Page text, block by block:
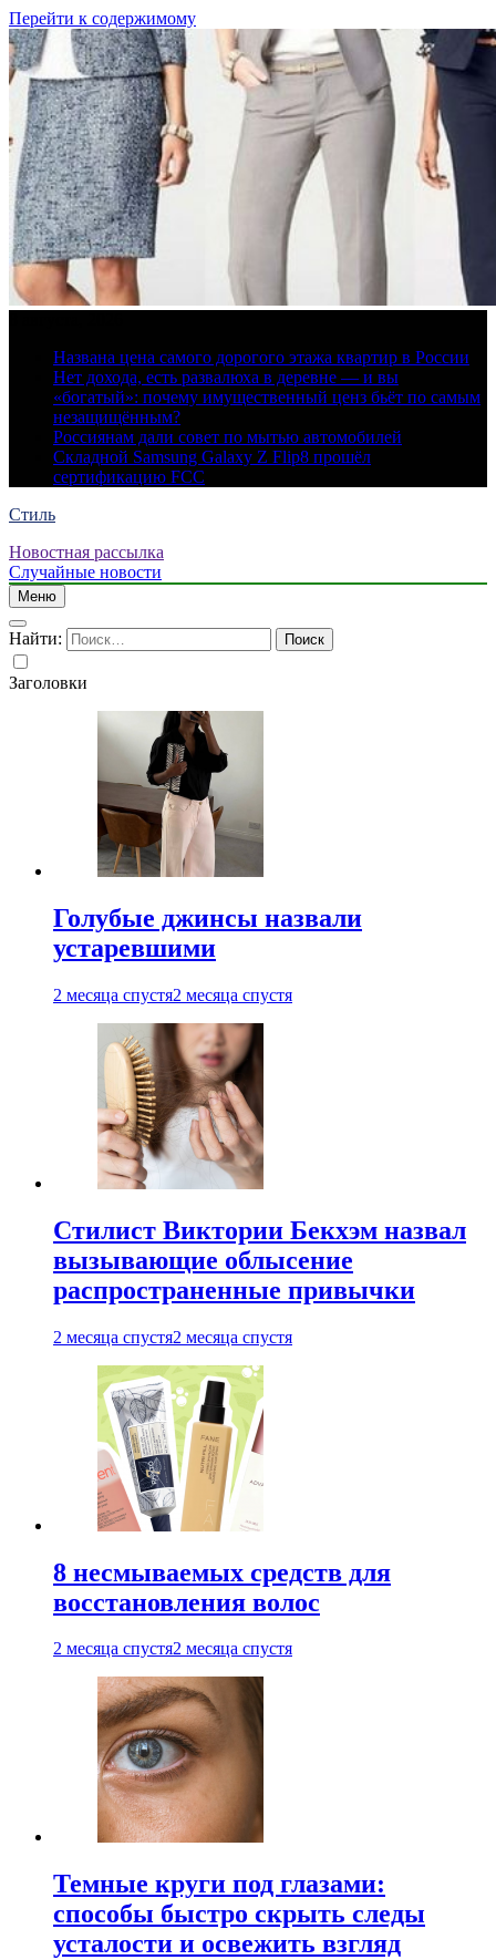
Перейти к содержимому
Названа цена самого дорогого этажа квартир в России
Нет дохода, есть развалюха в деревне — и вы
«богатый»: почему имущественный ценз бьёт по самым
незащищённым?
Россиянам дали совет по мытью автомобилей
Складной Samsung Galaxy Z Flip8 прошёл
сертификацию FCC
Стиль
Новостная рассылка
Случайные новости
Меню
Найти:
Заголовки
Голубые джинсы назвали
устаревшими
2 месяца спустя2 месяца спустя
Стилист Виктории Бекхэм назвал
вызывающие облысение
распространенные привычки
2 месяца спустя2 месяца спустя
8 несмываемых средств для
восстановления волос
2 месяца спустя2 месяца спустя
Темные круги под глазами:
способы быстро скрыть следы
усталости и освежить взгляд